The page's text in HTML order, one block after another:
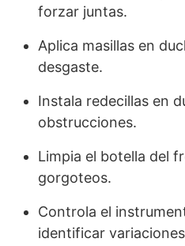
forzar juntas.
Aplica masillas en
desgaste.
Instala redecillas en
obstrucciones.
Limpia el botella del
gorgoteos.
Controla el
identificar